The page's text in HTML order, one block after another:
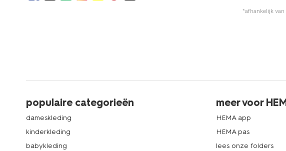
*afhankelijk
populaire categorieën
dameskleding
kinderkleding
babykleding
meer voor
HEMA app
HEMA pas
lees onze folders